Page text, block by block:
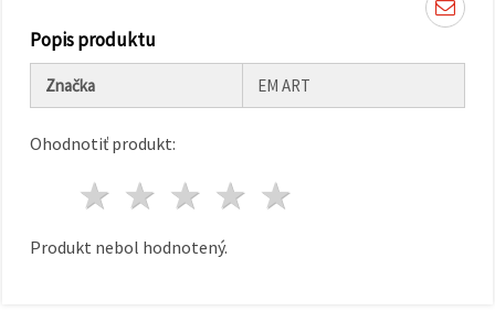
Popis produktu
Značka EM ART
Ohodnotiť produkt:
4 hviezdy
3 hviezdy
2 hviezdy
1 hviezda
Produkt nebol hodnotený.